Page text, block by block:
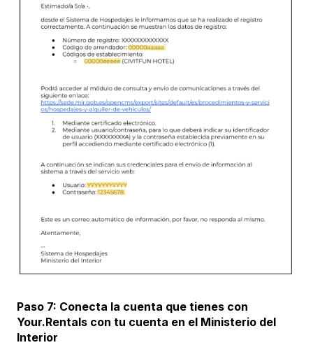
Paso 7: Conecta la cuenta que tienes con
Your.Rentals con tu cuenta en el Ministerio del
Interior